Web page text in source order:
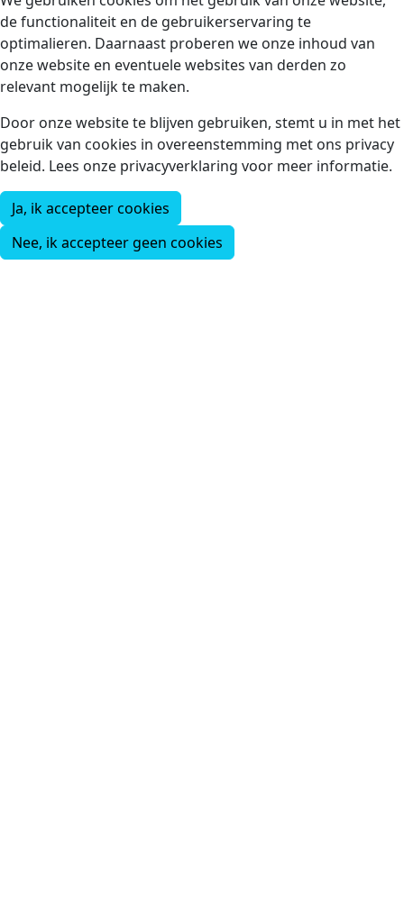
de functionaliteit en de gebruikerservaring te
optimalieren. Daarnaast proberen we onze inhoud van
onze website en eventuele websites van derden zo
relevant mogelijk te maken.
Door onze website te blijven gebruiken, stemt u in met het
gebruik van cookies in overeenstemming met ons privacy
beleid. Lees onze privacyverklaring voor meer informatie.
Ja, ik accepteer cookies
Nee, ik accepteer geen cookies